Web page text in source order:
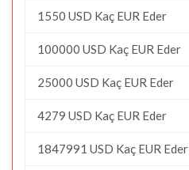
1550 USD Kaç EUR Eder
100000 USD Kaç EUR Eder
25000 USD Kaç EUR Eder
4279 USD Kaç EUR Eder
1847991 USD Kaç EUR Eder